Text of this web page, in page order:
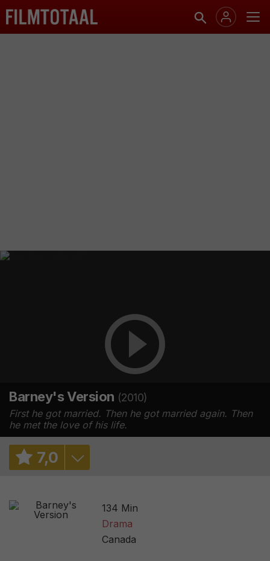
Barney's Version (2010)
First he got married. Then he got married again. Then
he met the love of his life.
7,0
7,3/ 27432
77%
134 Min
Drama
Canada